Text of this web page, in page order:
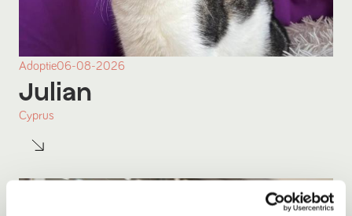
Adoptie06-08-2026
Julian
Cyprus